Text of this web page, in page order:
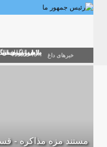
خبرهای داغ منشور گفتمان امام و انقلاب - 7 /بخش دوم : شرح پیام ۱۰
بازخوانی
دلایل اهمیت
بیانات امام
پیام نوروزی
مستند مزه مذاکره -